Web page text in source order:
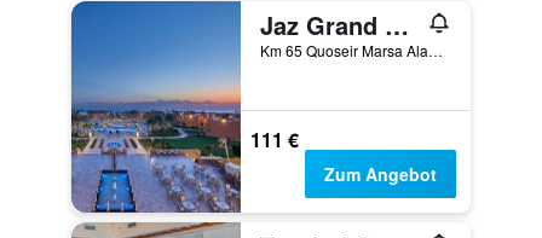
Jaz Grand Marsa
Km 65 Quoseir Marsa Alam Road, Port el Ghalib, Ägypten
111 €
Zum Angebot